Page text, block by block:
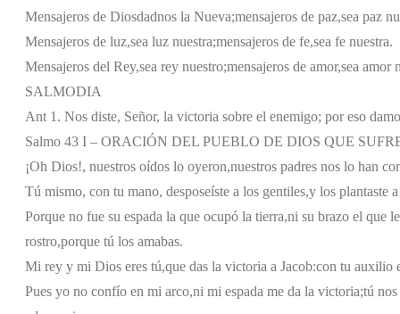
Mensajeros de Diosdadnos la Nueva;mensajeros de paz,sea paz
Mensajeros de luz,sea luz nuestra;mensajeros de fe,sea fe nuestra.
Mensajeros del Rey,sea rey nuestro;mensajeros de amor,sea amor
SALMODIA
Ant 1. Nos diste, Señor, la victoria sobre el enemigo; por eso
Salmo 43 I – ORACIÓN DEL PUEBLO DE DIOS QUE
¡Oh Dios!, nuestros oídos lo oyeron,nuestros padres nos lo han
Tú mismo, con tu mano, desposeíste a los gentiles,y los plantaste
Porque no fue su espada la que ocupó la tierra,ni su brazo el que
rostro,porque tú los amabas.
Mi rey y mi Dios eres tú,que das la victoria a Jacob:con tu auxilio
Pues yo no confío en mi arco,ni mi espada me da la victoria;tú